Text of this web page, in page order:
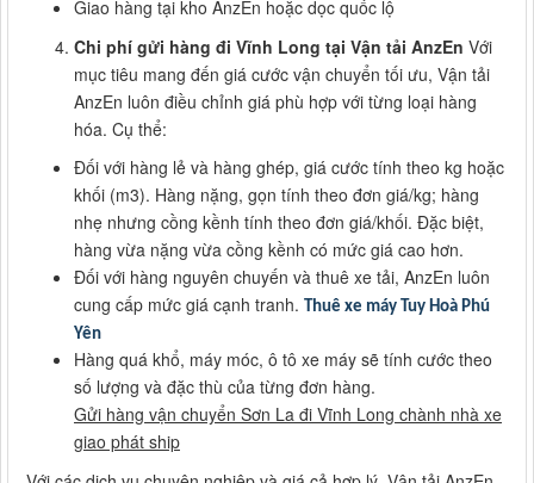
Giao hàng tại kho AnzEn hoặc dọc quốc lộ
Chi phí gửi hàng đi Vĩnh Long tại Vận tải AnzEn Với
mục tiêu mang đến giá cước vận chuyển tối ưu, Vận tải
AnzEn luôn điều chỉnh giá phù hợp với từng loại hàng
hóa. Cụ thể:
Đối với hàng lẻ và hàng ghép, giá cước tính theo kg hoặc
khối (m3). Hàng nặng, gọn tính theo đơn giá/kg; hàng
nhẹ nhưng cồng kềnh tính theo đơn giá/khối. Đặc biệt,
hàng vừa nặng vừa cồng kềnh có mức giá cao hơn.
Đối với hàng nguyên chuyến và thuê xe tải, AnzEn luôn
cung cấp mức giá cạnh tranh.
Thuê xe máy Tuy Hoà Phú
Yên
Hàng quá khổ, máy móc, ô tô xe máy sẽ tính cước theo
số lượng và đặc thù của từng đơn hàng.
Gửi hàng vận chuyển Sơn La đi Vĩnh Long chành nhà xe
giao phát ship